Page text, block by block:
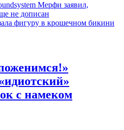
Мерфи заявил,
не дописан
фигуру в крошечном бикини
с намеком